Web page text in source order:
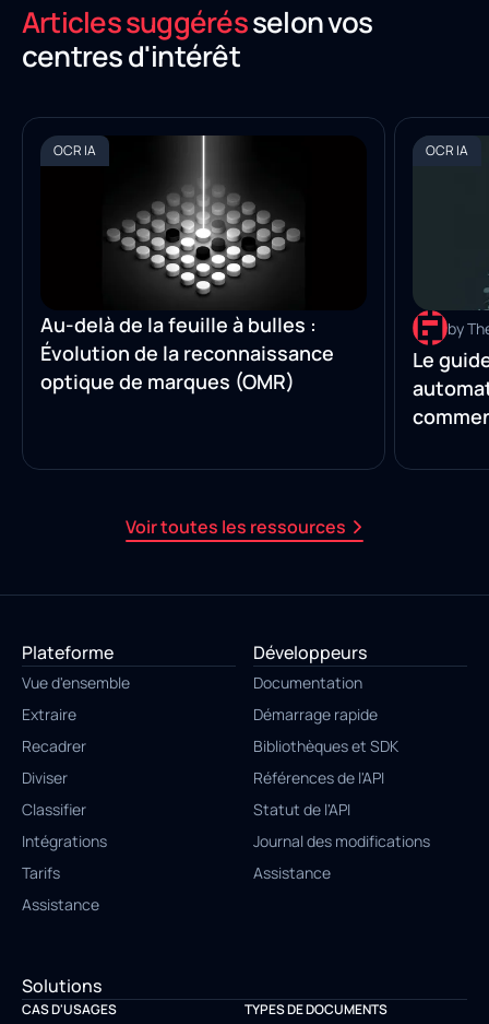
Articles suggérésselon vos
centres d'intérêt
Voir toutes les ressources
OCR IA
Au-delà de la feuille à bulles :
Évolution de la reconnaissance
optique de marques (OMR)
OCR IA
by
Le
Plateforme
Vue d'ensemble
Extraire
Recadrer
Diviser
Classifier
Intégrations
Tarifs
Assistance
Solutions
CAS D'USAGES TYPES DE DOCUMENTS
Développeurs
Documentation
Démarrage rapide
Bibliothèques et SDK
Références de l'API
Statut de l'API
Journal des modifications
Assistance